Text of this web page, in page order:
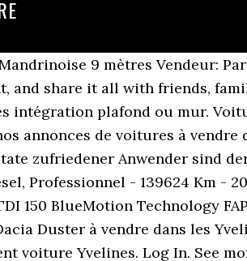
3008 - Energie : diesel. Voiture Garantie 7. Unsere Redaktion wünscht Ihnen zu Hause schon jetzt viel Vergnügen mit Ihrem Bon coin! Wir wünschen Ihnen als Kunde schon jetzt eine Menge Freude mit Ihrem Bon coin! 3,230 people follow this. Plus de 250 voitures d'occasion prêtes à partir immédiatement à petit prix. 2 328 professionnels Choisis par zoomcar.fr, reconnus pour leur sérieux et la qualité de leurs voitures. 2007 / PTAC: 3500 Kg. Le bon coin 78 voiture occasion Source google image: https://img1.leboncoin.fr/ad-image/e33d9a47a2a3d30ad740cb8edfa6bb468a7862c4.jpg Contact : Rémy SIMOND - 04.50.51.52.84. Professionnel - 132500 Km - 2010 - Essence. Voir le site. Home » Voiture occasion » Bon coin 78 voiture occasion particulier Bon coin 78 voiture occasion particulier Je veux trouver une voiture ou matériel Auto d’occasion en achat immediat et pas cher ICI Bon coin 78 voiture occasion particulier © Crédits photos | Fotolia. Saisissez votre numérosans espace et sans tiret, ex. Mes Favoris; Connexion; Inscription; FAQ; Contact; Maroc Annonces.com. 1. Aujourd'hui, 08:11. Déposez GRATUITEMENT une annonce en 2 minutes ! Professionnel - 170609 Km - 2009 - Diesel. 269 637 voitures Sélectionnées pour vous, partout en France, pour vous offrir le plus grand choix. A la recherche d'une voiture occasion ? Accueil; Emploi; Auto-moto ; Immobilier; Multi services; Ventes diverses; Multimédia; Immo neuf; Boutiques; Avec photos Trier par prix. Laguna Renault III 1.5 dCi 110 eco2 Privilège. Toutes les annonces Voiture Dacia Sandero d'occasion Yvelines - Particuliers et professionnels - Annonces sécurisées avec La Centrale LE BON PLAN AUTO est la première concession virtuelle entièrement dédiée au Véhicule d'occasion. Découvrez les modèles auto les plus appréciés de nos internautes dans les Yvelines (78). Trouvez le professionnel auto qui vous accompagnera dans l'achat ou la reprise de votre véhicule d'occasion dans les Yvelines. Touran Volkswagen POLO V RESTYLEE 1.0i 12V. voiture handicapé occasion Cette Kia Soul est entièrement adapté pour qu'une personne en fauteuil roulant soit complêtement autonome. Retrouvez la liste des véhicules d'occasion disponibles sur La Centrale.fr, triée par marque et par modèle et consultez les annonces correspondantes Site spécialisé dans l'achat et la vente de remorques d'occasion pour voiture et pour poids lourd. English. [Le coin des petites annonces achat vente echange cherche vieille voiture et piece detachee a vendre, ... Bon état général.